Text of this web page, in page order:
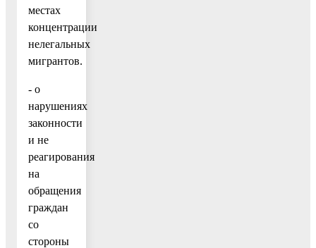
местах
концентрации
нелегальных
мигрантов.
- о
нарушениях
законности
и не
реагирования
на
обращения
граждан
со
стороны